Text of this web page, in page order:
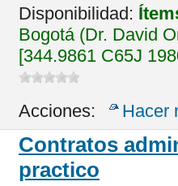
Disponibilidad:
Bogotá (Dr. David
[344.9861 C65J
Acciones: Hacer
Contratos
practico